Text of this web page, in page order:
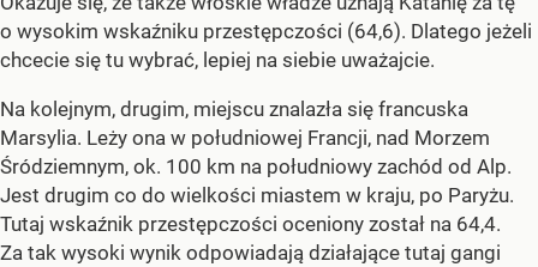
o wysokim wskaźniku przestępczości (64,6). Dlatego jeżeli
chcecie się tu wybrać, lepiej na siebie uważajcie.
Na kolejnym, drugim, miejscu znalazła się francuska
Marsylia. Leży ona w południowej Francji, nad Morzem
Śródziemnym, ok. 100 km na południowy zachód od Alp.
Jest drugim co do wielkości miastem w kraju, po Paryżu.
Tutaj wskaźnik przestępczości oceniony został na 64,4.
Za tak wysoki wynik odpowiadają działające tutaj gangi